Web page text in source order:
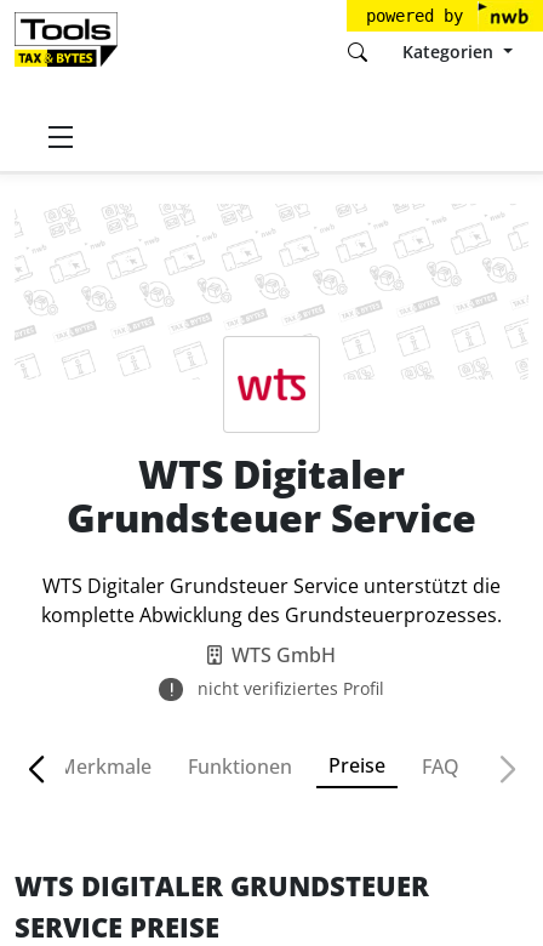
powered by
Kategorien
Startseite
WTS Digitaler
Grundsteuer Service
WTS Digitaler Grundsteuer Service unterstützt die
komplette Abwicklung des Grundsteuerprozesses.
WTS GmbH
nicht verifiziertes Profil
Merkmale Funktionen Preise FAQ
WTS DIGITALER GRUNDSTEUER
SERVICE PREISE